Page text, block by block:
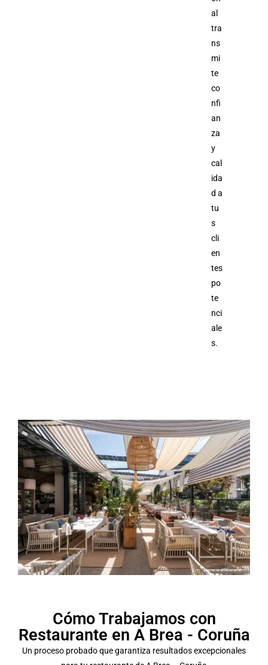
al
tra
ns
mi
te
co
nfi
an
za
y
cal
ida
d a
tu
s
cli
en
tes
po
te
nci
ale
s.
Cómo Trabajamos con
Restaurante en A Brea - Coruña
Un proceso probado que garantiza resultados excepcionales